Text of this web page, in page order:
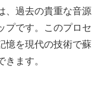
、過去の貴重な音源
プです。このプロセ
憶を現代の技術で蘇
ます。